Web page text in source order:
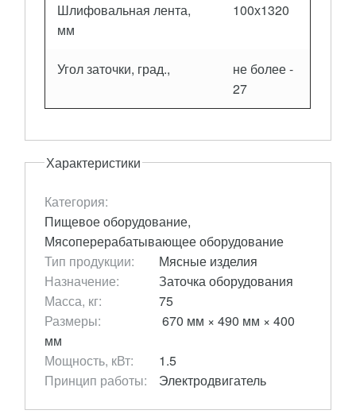
Шлифовальная лента,
мм
100х1320
Угол заточки, град.,
не более -
27
Характеристики
Категория:
Пищевое оборудование,
Мясоперерабатывающее оборудование
Тип продукции:
Мясные изделия
Назначение:
Заточка оборудования
Масса, кг:
75
Размеры:
670 мм × 490 мм × 400
мм
Мощность, кВт:
1.5
Принцип работы:
Электродвигатель
ЗАТОЧНОЙ СТАНОК ШС-02 ИЗ
НЕРЖАВЕЮЩЕЙ СТАЛИ
116 597RUB
Заточной станок ШС-02 используется для